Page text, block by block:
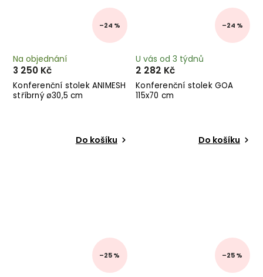
–24 %
Konferenční stolek ANIMESH
stříbrný ø30,5 cm
Na objednání
3 250 Kč
Do košíku
–24 %
Konferenční stolek GOA
115x70 cm
U vás od 3 týdnů
2 282 Kč
Do košíku
–25 % –25 %